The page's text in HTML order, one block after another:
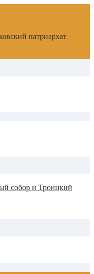
патриархат
собор и Троицкий